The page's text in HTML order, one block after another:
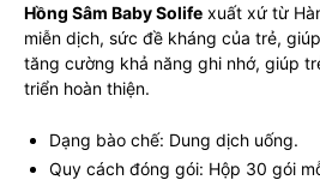
Hồng Sâm Baby Solife xuất xứ từ
miễn dịch, sức đề kháng của trẻ,
tăng cường khả năng ghi nhớ, giúp
triển hoàn thiện.
Dạng bào chế: Dung dịch uống.
Quy cách đóng gói: Hộp 30 gói